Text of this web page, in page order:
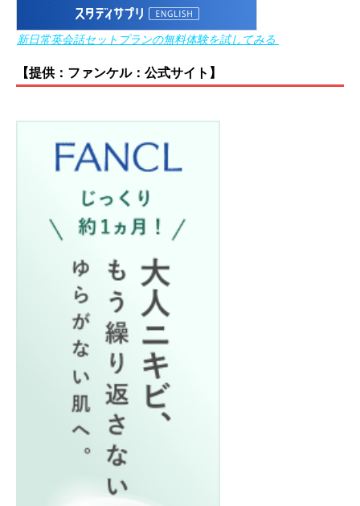
新日常英会話セットプランの無料体験を試してみる
【提供：ファンケル：公式サイト】